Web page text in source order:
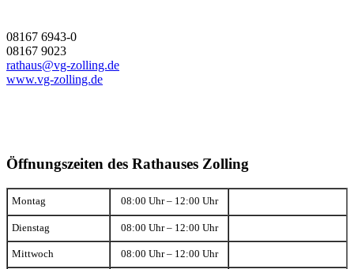
08167 6943-0
08167 9023
rathaus@vg-zolling.de
www.vg-zolling.de
Öffnungszeiten des Rathauses Zolling
Montag 08:00 Uhr – 12:00 Uhr
Dienstag 08:00 Uhr – 12:00 Uhr
Mittwoch 08:00 Uhr – 12:00 Uhr